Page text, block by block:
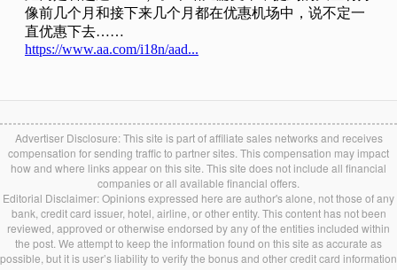
Advertiser Disclosure: This site is part of affiliate sales networks and receives
compensation for sending traffic to partner sites. This compensation may impact
how and where links appear on this site. This site does not include all financial
companies or all available financial offers.
Editorial Disclaimer: Opinions expressed here are author's alone, not those of any
bank, credit card issuer, hotel, airline, or other entity. This content has not been
reviewed, approved or otherwise endorsed by any of the entities included within
the post. We attempt to keep the information found on this site as accurate as
possible, but it is user’s liability to verify the bonus and other credit card information